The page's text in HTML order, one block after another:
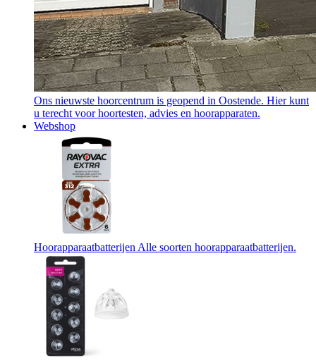
Ons nieuwste hoorcentrum is geopend in Oostende. Hier kunt
u terecht voor hoortesten, advies en hoorapparaten.
Webshop
Hoorapparaatbatterijen Alle soorten hoorapparaatbatterijen.